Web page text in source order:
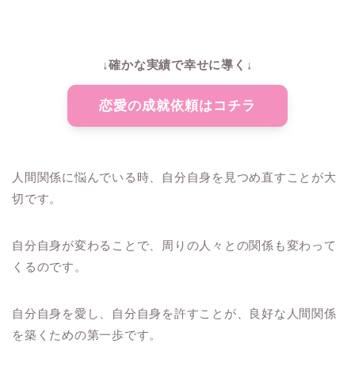
↓確かな実績で幸せに導く↓
恋愛の成就依頼はコチラ
人間関係に悩んでいる時、自分自身を見つめ直すことが大
切です。
自分自身が変わることで、周りの人々との関係も変わって
くるのです。
自分自身を愛し、自分自身を許すことが、良好な人間関係
を築くための第一歩です。